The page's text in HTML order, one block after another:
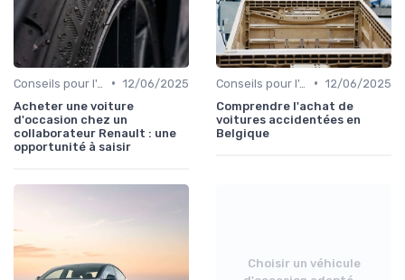
• 12/06/2025
Acheter une voiture
d'occasion chez un
collaborateur Renault : une
opportunité à saisir
• 12/06/2025
Comprendre l'achat de
voitures accidentées en
Belgique
Choisir un véhicule